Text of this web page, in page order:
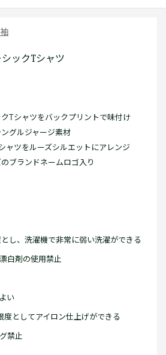
ックTシャツ
Tシャツをバックプリントで味付け
グルジャージ素材
ャツをルーズシルエットにアレンジ
ブランドネームロゴ入り
し、洗濯機で非常に弱い洗濯ができる
白剤の使用禁止
い
としてアイロン仕上げができる
禁止